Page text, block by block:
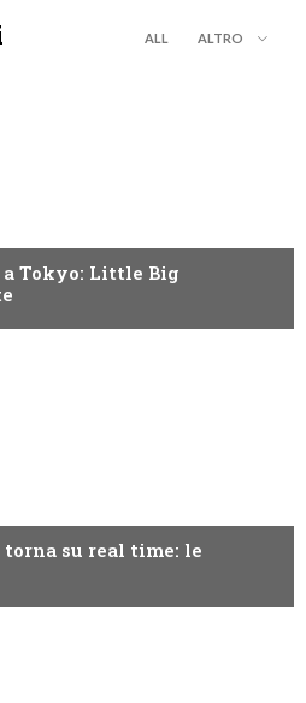
ALL ALTRO
a Tokyo: Little Big
torna su real time: le